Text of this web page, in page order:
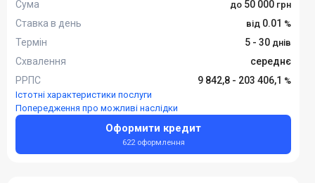
Сума
50 000
Ставка в день
0.01
Термін
5 - 30
Схвалення
середнє
РРПС
9 842,8 - 203 406,1
Істотні характеристики послуги
Попередження про можливі наслідки
Оформити кредит
622 оформлення